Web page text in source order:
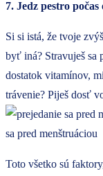
7. Jedz pestro počas
Si si istá, že tvoje
byť iná? Stravuješ sa
dostatok vitamínov,
trávenie? Piješ dosť
Toto všetko sú